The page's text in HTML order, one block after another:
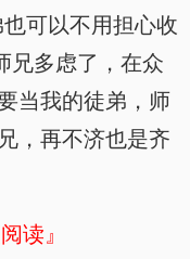
可以不用担心收
兄多虑了，在众
当我的徒弟，师
，再不济也是齐
读』